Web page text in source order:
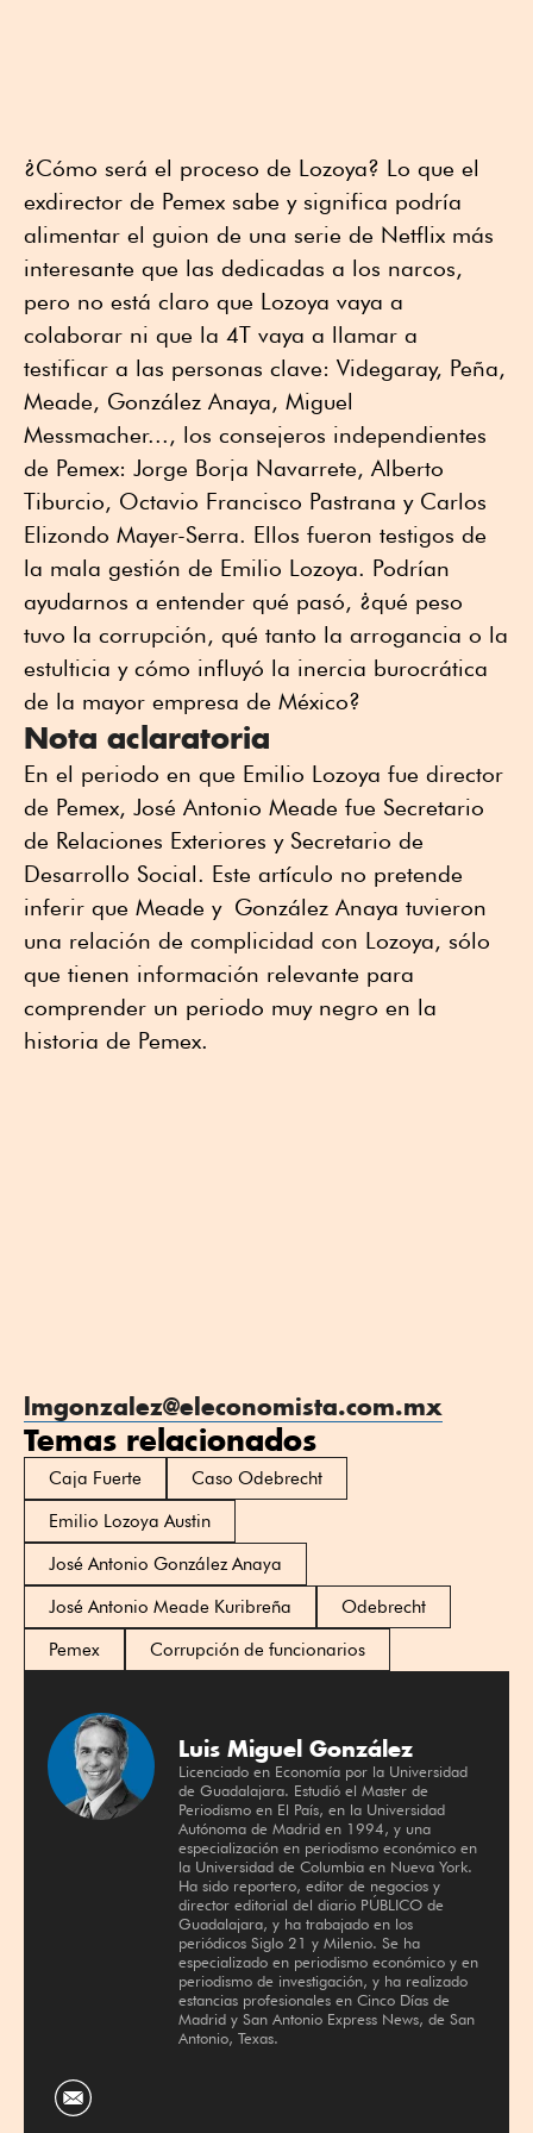
¿Cómo será el proceso de Lozoya? Lo que el
exdirector de Pemex sabe y significa podría
alimentar el guion de una serie de Netflix más
interesante que las dedicadas a los narcos,
pero no está claro que Lozoya vaya a
colaborar ni que la 4T vaya a llamar a
testificar a las personas clave: Videgaray, Peña,
Meade, González Anaya, Miguel
Messmacher..., los consejeros independientes
de Pemex: Jorge Borja Navarrete, Alberto
Tiburcio, Octavio Francisco Pastrana y Carlos
Elizondo Mayer-Serra. Ellos fueron testigos de
la mala gestión de Emilio Lozoya. Podrían
ayudarnos a entender qué pasó, ¿qué peso
tuvo la corrupción, qué tanto la arrogancia o la
estulticia y cómo influyó la inercia burocrática
de la mayor empresa de México?
Nota aclaratoria
En el periodo en que Emilio Lozoya fue director
de Pemex, José Antonio Meade fue Secretario
de Relaciones Exteriores y Secretario de
Desarrollo Social. Este artículo no pretende
inferir que Meade y González Anaya tuvieron
una relación de complicidad con Lozoya, sólo
que tienen información relevante para
comprender un periodo muy negro en la
historia de Pemex.
lmgonzalez@eleconomista.com.mx
Temas relacionados
Caja Fuerte
Caso Odebrecht
Emilio Lozoya Austin
José Antonio González Anaya
José Antonio Meade Kuribreña
Odebrecht
Pemex
Corrupción de funcionarios
Luis Miguel González
Licenciado en Economía por la Universidad
de Guadalajara. Estudió el Master de
Periodismo en El País, en la Universidad
Autónoma de Madrid en 1994, y una
especialización en periodismo económico en
la Universidad de Columbia en Nueva York.
Ha sido reportero, editor de negocios y
director editorial del diario PÚBLICO de
Guadalajara, y ha trabajado en los
periódicos Siglo 21 y Milenio. Se ha
especializado en periodismo económico y en
periodismo de investigación, y ha realizado
estancias profesionales en Cinco Días de
Madrid y San Antonio Express News, de San
Antonio, Texas.